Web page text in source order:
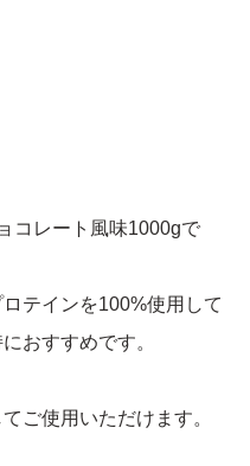
コレート風味1000gで
テインを100%使用して
おすすめです。
ご使用いただけます。